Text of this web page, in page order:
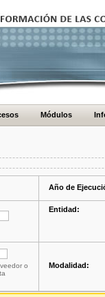
Módulos
Año de
Entidad:
o
Modalidad: